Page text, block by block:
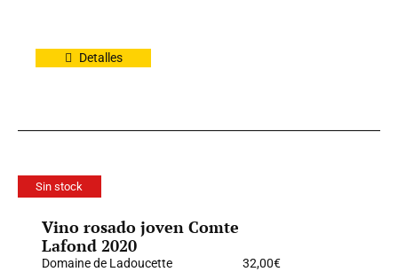
Detalles
Sin stock
Vino rosado joven Comte
Lafond 2020
Domaine de Ladoucette 32,00€